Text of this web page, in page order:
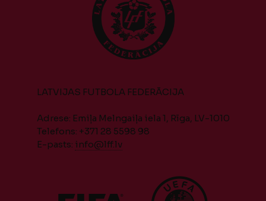
LATVIJAS FUTBOLA FEDERĀCIJA
Adrese: Emiļa Melngaiļa iela 1, Rīga, LV-1010
Telefons: +371 28 5598 98
E-pasts: info@lff.lv